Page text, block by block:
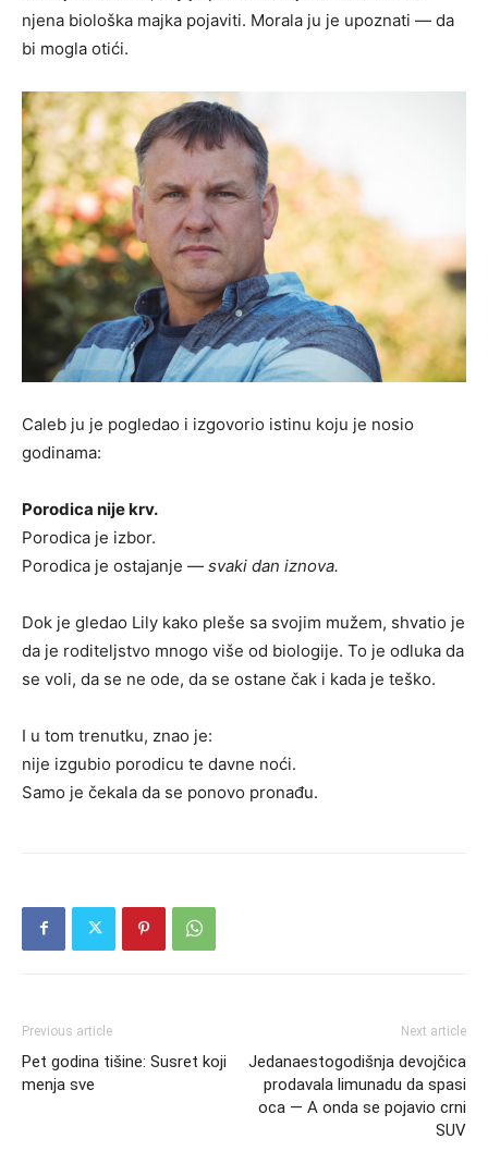
njena biološka majka pojaviti. Morala ju je upoznati — da
bi mogla otići.
Caleb ju je pogledao i izgovorio istinu koju je nosio
godinama:
Porodica nije krv.
Porodica je izbor.
Porodica je ostajanje — svaki dan iznova.
Dok je gledao Lily kako pleše sa svojim mužem, shvatio je
da je roditeljstvo mnogo više od biologije. To je odluka da
se voli, da se ne ode, da se ostane čak i kada je teško.
I u tom trenutku, znao je:
nije izgubio porodicu te davne noći.
Samo je čekala da se ponovo pronađu.
Previous article
Pet godina tišine: Susret koji
menja sve
Next article
Jedanaestogodišnja devojčica
prodavala limunadu da spasi
oca — A onda se pojavio crni
SUV